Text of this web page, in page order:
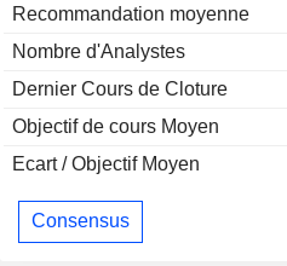
Recommandation moyenne
Nombre d'Analystes
Dernier Cours de Cloture
Objectif de cours Moyen
Ecart / Objectif Moyen
Consensus